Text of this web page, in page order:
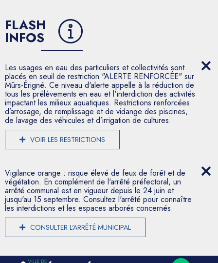
FLASH
INFOS
Les usages en eau des particuliers et collectivités sont
placés en seuil de restriction "ALERTE RENFORCÉE" sur
Mûrs-Érigné. Ce niveau d'alerte appelle à la réduction de
tous les prélèvements en eau et l'interdiction des activités
impactant les milieux aquatiques. Restrictions renforcées
d’arrosage, de remplissage et de vidange des piscines,
de lavage des véhicules et d’irrigation de cultures.
VOIR LES RESTRICTIONS
Vigilance orange : risque élevé de feux de forêt et de
végétation. En complément de l'arrêté préfectoral, un
arrêté communal est en vigueur depuis le 24 juin et
jusqu'au 15 septembre. Consultez l'arrêté pour connaître
les interdictions et les espaces arborés concernés.
CONSULTER L'ARRÊTÉ MUNICIPAL